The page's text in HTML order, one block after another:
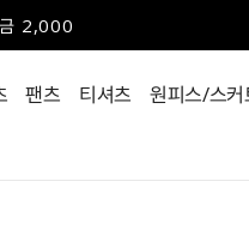
2,000
팬츠 티셔츠 원피스/스커